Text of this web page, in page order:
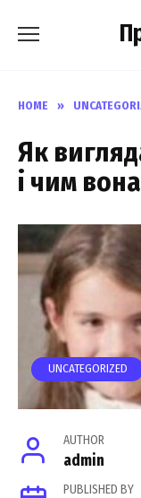
HOME »
Як
і чим
UNCATEGORIZED
AUTHOR
admin
PUBLISHED BY